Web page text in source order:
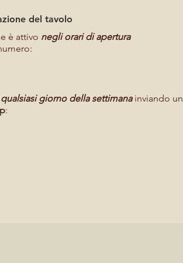
del tavolo
è attivo negli orari di apertura
giorno della settimanainviando un
: